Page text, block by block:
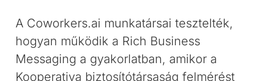
A Coworkers.ai munkatársai tesztelték,
hogyan működik a Rich Business
Messaging a gyakorlatban, amikor a
Kooperativa biztosítótársaság felmérést